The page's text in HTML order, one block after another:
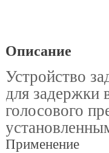
Описание
Устройство
для задержки
голосового
Применение